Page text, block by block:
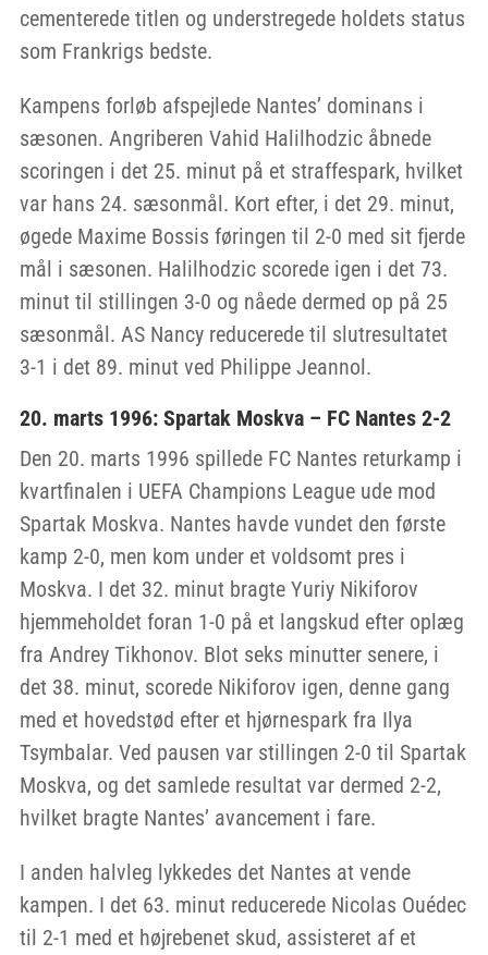
cementerede titlen og understregede holdets status
som Frankrigs bedste.
Kampens forløb afspejlede Nantes’ dominans i
sæsonen. Angriberen Vahid Halilhodzic åbnede
scoringen i det 25. minut på et straffespark, hvilket
var hans 24. sæsonmål. Kort efter, i det 29. minut,
øgede Maxime Bossis føringen til 2-0 med sit fjerde
mål i sæsonen. Halilhodzic scorede igen i det 73.
minut til stillingen 3-0 og nåede dermed op på 25
sæsonmål. AS Nancy reducerede til slutresultatet
3-1 i det 89. minut ved Philippe Jeannol.
20. marts 1996: Spartak Moskva – FC Nantes 2-2
Den 20. marts 1996 spillede FC Nantes returkamp i
kvartfinalen i UEFA Champions League ude mod
Spartak Moskva. Nantes havde vundet den første
kamp 2-0, men kom under et voldsomt pres i
Moskva. I det 32. minut bragte Yuriy Nikiforov
hjemmeholdet foran 1-0 på et langskud efter oplæg
fra Andrey Tikhonov. Blot seks minutter senere, i
det 38. minut, scorede Nikiforov igen, denne gang
med et hovedstød efter et hjørnespark fra Ilya
Tsymbalar. Ved pausen var stillingen 2-0 til Spartak
Moskva, og det samlede resultat var dermed 2-2,
hvilket bragte Nantes’ avancement i fare.
I anden halvleg lykkedes det Nantes at vende
kampen. I det 63. minut reducerede Nicolas Ouédec
til 2-1 med et højrebenet skud, assisteret af et